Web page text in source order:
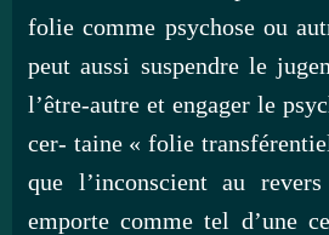
folie comme psychose ou
peut aussi suspendre le
l’être-autre et engager le
cer- taine « folie
que l’inconscient au
emporte comme tel d’une